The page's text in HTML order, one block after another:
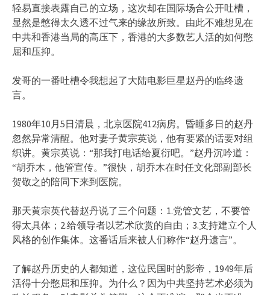
轻易直接表露自己的立场，这次却在国际场合公开吐槽，
显然是憋得太久透不过气来的缘故所致。由此不难想见在
中共和香港当局的高压下，香港的大多数艺人活的如何憋
屈和压抑。
发哥的一番吐槽令我想起了大陆电影巨星赵丹的临终遗
言。
1980年10月5日清晨，北京医院412病房。昏睡多日的赵丹
忽然异常清醒。他对妻子黄宗英说，他有要紧的话要对组
织讲。黄宗英说：“那我打电话给夏衍吧。”赵丹沉吟道：
“胡乔木，他管宣传。”很快，胡乔木在时任文化部副部长
贺敬之的陪同下来到医院。
那天黄宗英代替赵丹说了三个问题：1.党管文艺，不要管
得太具体；2.给领导者以艺术欣赏的自由；3.支持建立个人
风格的创作集体。这番话后来被人们称作“赵丹遗言”。
了解赵丹历史的人都知道，这位民国时的影帝，1949年后
活得十分憋屈和压抑。为什么？因为中共坚持艺术必须为